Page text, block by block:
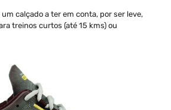
calçado a ter em conta, por ser leve,
treinos curtos (até 15 kms) ou